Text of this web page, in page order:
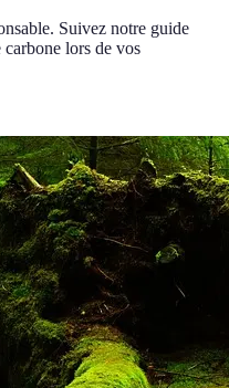
Suivez notre guide
lors de vos